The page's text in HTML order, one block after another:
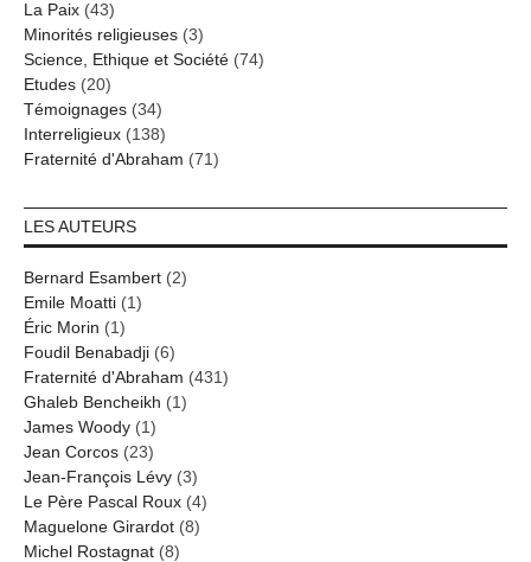
La Paix (43)
Minorités religieuses (3)
Science, Ethique et Société (74)
Etudes (20)
Témoignages (34)
Interreligieux (138)
Fraternité d'Abraham (71)
LES AUTEURS
Bernard Esambert (2)
Emile Moatti (1)
Éric Morin (1)
Foudil Benabadji (6)
Fraternité d'Abraham (431)
Ghaleb Bencheikh (1)
James Woody (1)
Jean Corcos (23)
Jean-François Lévy (3)
Le Père Pascal Roux (4)
Maguelone Girardot (8)
Michel Rostagnat (8)